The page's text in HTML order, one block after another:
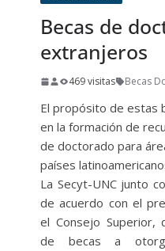
Becas de doctorado para
extranjeros
469 visitas Becas
El propósito de estas
en la formación de
de doctorado para
países
La Secyt-UNC junto
de acuerdo con el
el Consejo Superior,
de becas a